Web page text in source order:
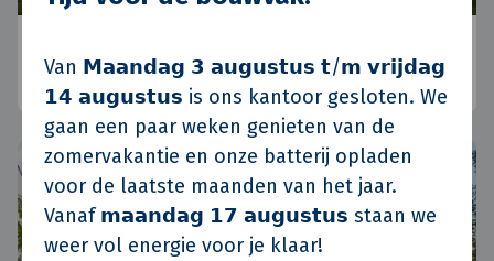
Van 𝗠𝗮𝗮𝗻𝗱𝗮𝗴 𝟯 𝗮𝘂𝗴𝘂𝘀𝘁𝘂𝘀 𝘁/𝗺 𝘃𝗿𝗶𝗷𝗱𝗮𝗴
𝟭𝟰 𝗮𝘂𝗴𝘂𝘀𝘁𝘂𝘀 is ons kantoor gesloten. We
gaan een paar weken genieten van de
zomervakantie en onze batterij opladen
voor de laatste maanden van het jaar.
Vanaf 𝗺𝗮𝗮𝗻𝗱𝗮𝗴 𝟭𝟳 𝗮𝘂𝗴𝘂𝘀𝘁𝘂𝘀 staan we
weer vol energie voor je klaar!
Posen, Polen•Standort Polen•Aktuelle